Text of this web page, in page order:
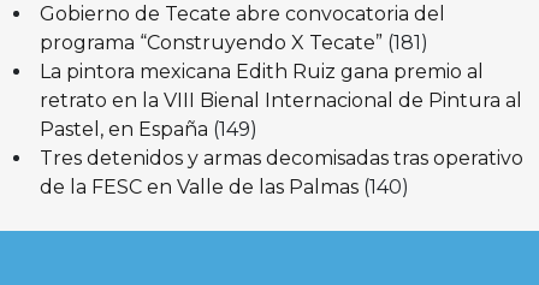
Gobierno de Tecate abre convocatoria del
programa “Construyendo X Tecate” (181)
La pintora mexicana Edith Ruiz gana premio al
retrato en la VIII Bienal Internacional de Pintura al
Pastel, en España (149)
Tres detenidos y armas decomisadas tras operativo
de la FESC en Valle de las Palmas (140)